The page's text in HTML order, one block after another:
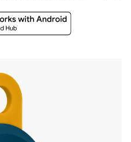
na tvoje stvari, ti pa
odkrivaš nove poti. V